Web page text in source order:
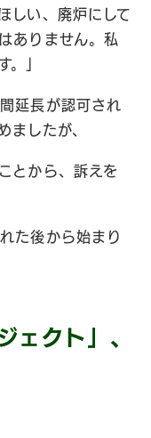
しい、廃炉にして
ありません。私
。」
延長が認可され
ましたが、
とから、訴えを
た後から始まり
ェクト」、